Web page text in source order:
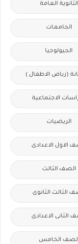
الثانوية العامة
الجامعات
الجيولوجيا
(رياض الاطفال )
الاجتماعية
الريضيات
الاول الاعدادى
الصف الثالث
الثالث الثانوى
الثانى الاعدادى
الخامس